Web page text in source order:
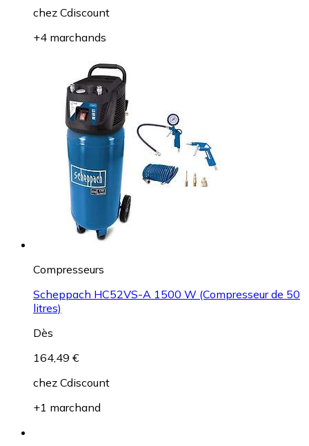
chez Cdiscount
+4 marchands
Compresseurs
Scheppach HC52VS-A 1500 W (Compresseur de 50
litres)
Dès
164,49 €
chez Cdiscount
+1 marchand